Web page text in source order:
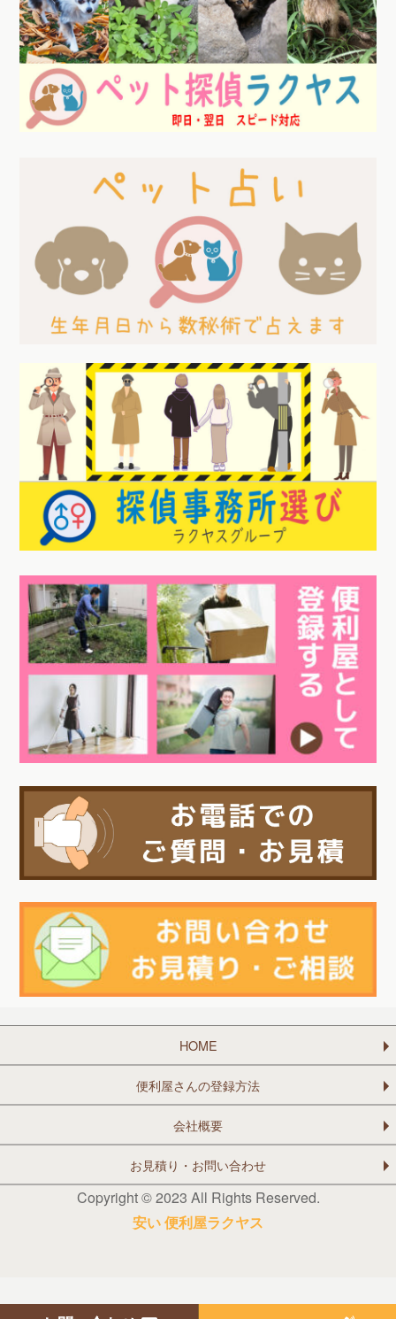
HOME
便利屋さんの登録方法
会社概要
お見積り・お問い合わせ
Copyright © 2023 All Rights Reserved.
安い 便利屋ラクヤス